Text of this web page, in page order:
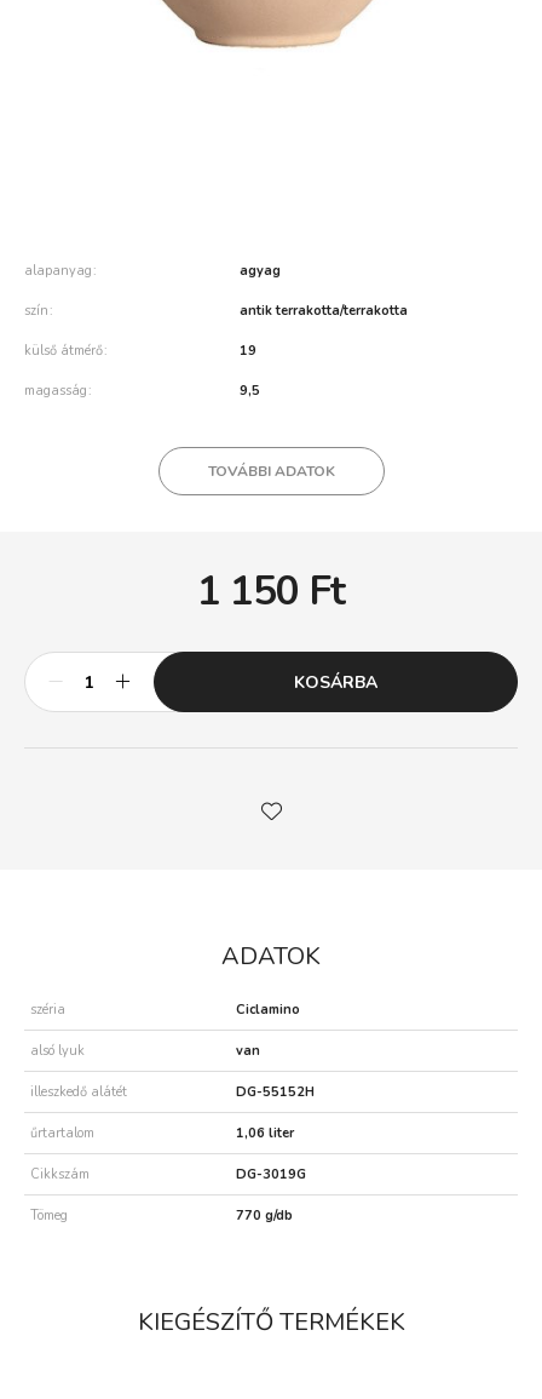
alapanyag agyag
szín antik terrakotta/terrakotta
külső átmérő 19
magasság 9,5
TOVÁBBI ADATOK
1 150 Ft
KOSÁRBA
ADATOK
széria Ciclamino
alsó lyuk van
illeszkedő alátét DG-55152H
űrtartalom 1,06 liter
Cikkszám DG-3019G
Tömeg 770 g/db
KIEGÉSZÍTŐ TERMÉKEK